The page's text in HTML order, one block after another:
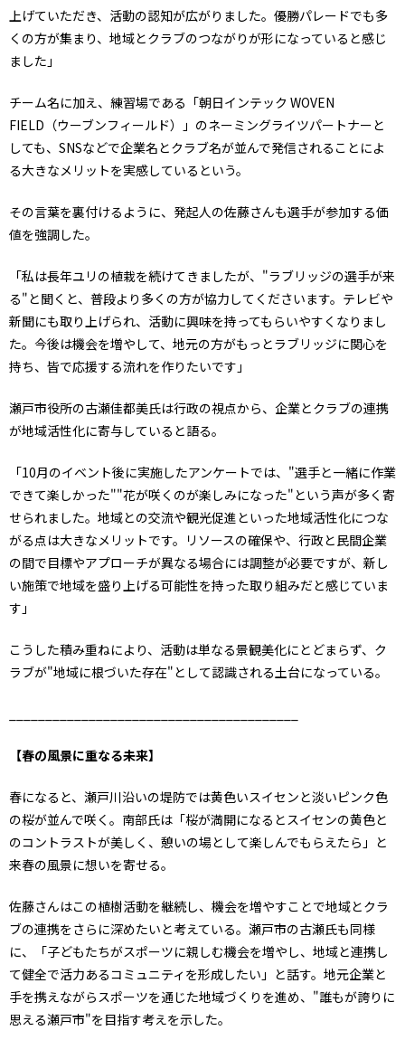
上げていただき、活動の認知が広がりました。優勝パレードでも多
くの方が集まり、地域とクラブのつながりが形になっていると感じ
ました」
チーム名に加え、練習場である「朝日インテック WOVEN
FIELD（ウーブンフィールド）」のネーミングライツパートナーと
しても、SNSなどで企業名とクラブ名が並んで発信されることによ
る大きなメリットを実感しているという。
その言葉を裏付けるように、発起人の佐藤さんも選手が参加する価
値を強調した。
「私は長年ユリの植栽を続けてきましたが、"ラブリッジの選手が来
る"と聞くと、普段より多くの方が協力してくださいます。テレビや
新聞にも取り上げられ、活動に興味を持ってもらいやすくなりまし
た。今後は機会を増やして、地元の方がもっとラブリッジに関心を
持ち、皆で応援する流れを作りたいです」
瀬戸市役所の古瀬佳都美氏は行政の視点から、企業とクラブの連携
が地域活性化に寄与していると語る。
「10月のイベント後に実施したアンケートでは、"選手と一緒に作業
できて楽しかった""花が咲くのが楽しみになった"という声が多く寄
せられました。地域との交流や観光促進といった地域活性化につな
がる点は大きなメリットです。リソースの確保や、行政と民間企業
の間で目標やアプローチが異なる場合には調整が必要ですが、新し
い施策で地域を盛り上げる可能性を持った取り組みだと感じていま
す」
こうした積み重ねにより、活動は単なる景観美化にとどまらず、ク
ラブが"地域に根づいた存在"として認識される土台になっている。
【春の風景に重なる未来】
春になると、瀬戸川沿いの堤防では黄色いスイセンと淡いピンク色
の桜が並んで咲く。南部氏は「桜が満開になるとスイセンの黄色と
のコントラストが美しく、憩いの場として楽しんでもらえたら」と
来春の風景に想いを寄せる。
佐藤さんはこの植樹活動を継続し、機会を増やすことで地域とクラ
ブの連携をさらに深めたいと考えている。瀬戸市の古瀬氏も同様
に、「子どもたちがスポーツに親しむ機会を増やし、地域と連携し
て健全で活力あるコミュニティを形成したい」と話す。地元企業と
手を携えながらスポーツを通じた地域づくりを進め、"誰もが誇りに
思える瀬戸市"を目指す考えを示した。